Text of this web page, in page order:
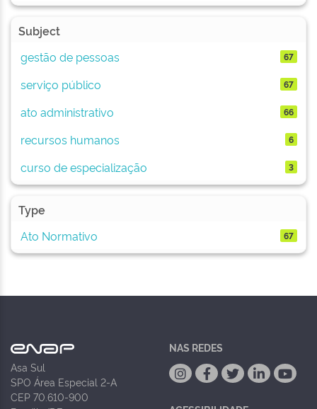
Subject
gestão de pessoas
67
serviço público 67
ato administrativo 66
recursos humanos 6
curso de especialização 3
Type
Ato Normativo
67
Asa Sul
SPO Área Especial 2-A
CEP 70.610-900
NAS REDES